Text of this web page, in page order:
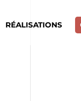
RÉALISATIONS